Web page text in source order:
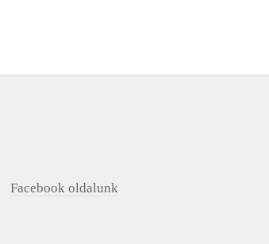
Facebook oldalunk